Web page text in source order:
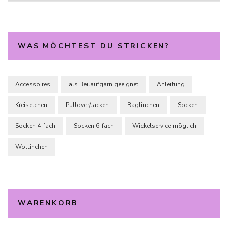
WAS MÖCHTEST DU STRICKEN?
Accessoires als Beilaufgarn geeignet Anleitung
Kreiselchen Pullover/Jacken Raglinchen Socken
Socken 4-fach Socken 6-fach Wickelservice möglich
Wollinchen
WARENKORB